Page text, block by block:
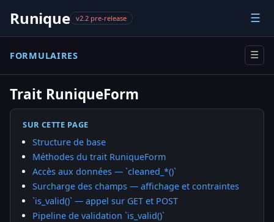
Runique v2.2 pre-release ☰
FORMULAIRES ☰
Trait RuniqueForm
SUR CETTE PAGE
Structure de base
Méthodes du trait RuniqueForm
Accès aux données — `cleaned_*()`
Surcharge des champs — affichage et contraintes
`is_valid()` — appel sur GET et POST
Pipeline de validation `is_valid()`